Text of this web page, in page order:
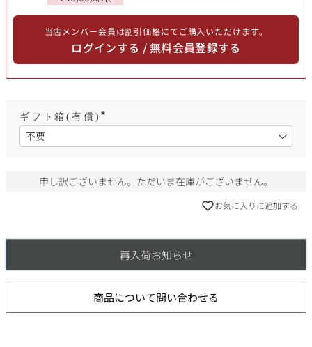
オーパス・ワン
スクリーミング・
イーグル
当店メンバー会員は割引価格にてご購入いただけます。
ログインする / 無料会員登録する
ギフト箱(有償)
(
須
申し訳ございません。ただいま在庫がございません。
お気に入りに追加する
再入荷お知らせ
商品について問い合わせる